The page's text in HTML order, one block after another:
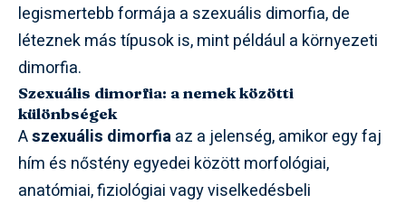
legismertebb formája a szexuális dimorfia, de
léteznek más típusok is, mint például a környezeti
dimorfia.
Szexuális dimorfia: a nemek közötti
különbségek
Aszexuális dimorfiaaz a jelenség, amikor egy faj
hím és nőstény egyedei között morfológiai,
anatómiai, fiziológiai vagy viselkedésbeli